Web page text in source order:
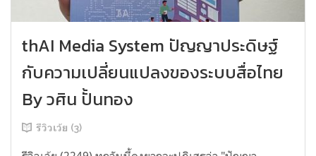
thAI Media System ปัญญาประดิษฐ์
กับความเปลี่ยนแปลงของระบบสื่อไทย
By วศิน ปั้นทอง
รีวิวเว้ย (3)